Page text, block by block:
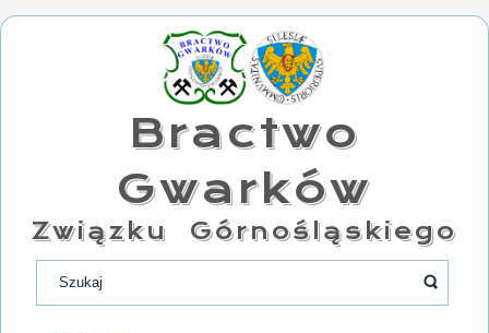
Bractwo
Gwarków
Związku Górnośląskiego